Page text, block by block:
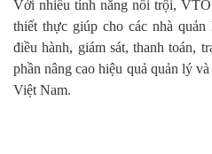
Với nhiều tính năng nổi trội,
thiết thực giúp cho các nhà
điều hành, giám sát, thanh toán,
phần nâng cao hiệu quả quản lý
Việt Nam.